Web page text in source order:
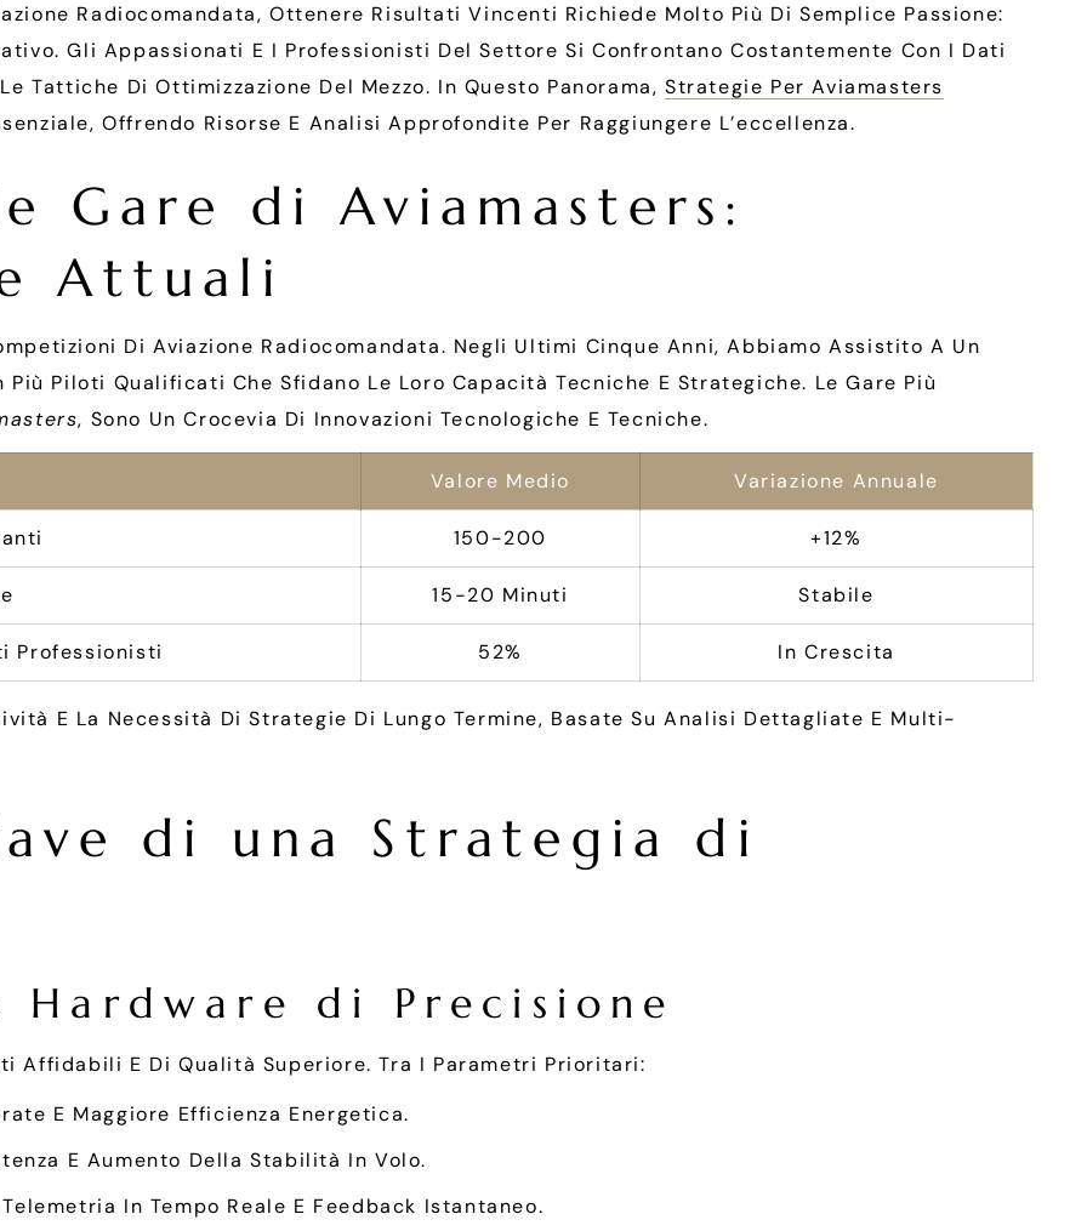
Radiocomandata, Ottenere Risultati Vincenti Richiede Molto Più Di Semplice Passione:
Gli Appassionati E I Professionisti Del Settore Si Confrontano Costantemente Con I Dati
Tattiche Di Ottimizzazione Del Mezzo. In Questo Panorama, Strategie Per Aviamasters
Offrendo Risorse E Analisi Approfondite Per Raggiungere L’eccellenza.
Gare di Aviamasters:
Attuali
Di Aviazione Radiocomandata. Negli Ultimi Cinque Anni, Abbiamo Assistito A Un
Piloti Qualificati Che Sfidano Le Loro Capacità Tecniche E Strategiche. Le Gare Più
, Sono Un Crocevia Di Innovazioni Tecnologiche E Tecniche.
Valore Medio Variazione Annuale
150-200 +12%
15-20 Minuti Stabile
Professionisti 52% In Crescita
E La Necessità Di Strategie Di Lungo Termine, Basate Su Analisi Dettagliate E Multi-
di una Strategia di
Hardware di Precisione
Affidabili E Di Qualità Superiore. Tra I Parametri Prioritari:
E Maggiore Efficienza Energetica.
E Aumento Della Stabilità In Volo.
In Tempo Reale E Feedback Istantaneo.